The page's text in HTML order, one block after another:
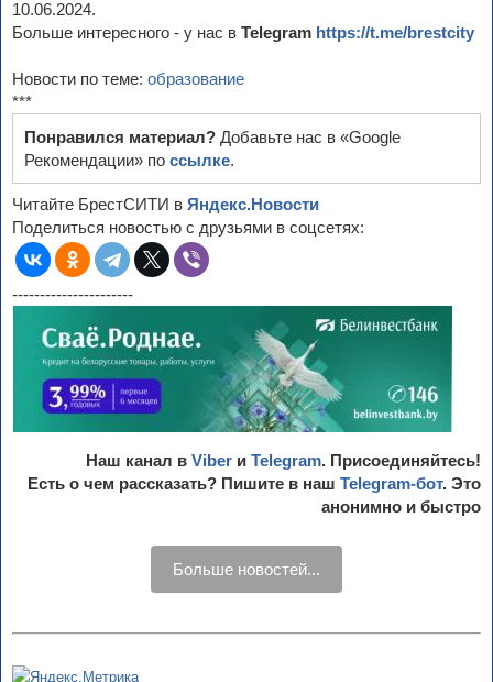
10.06.2024.
Больше интересного - у нас в Telegram https://t.me/brestcity
Новости по теме: образование
***
Понравился материал? Добавьте нас в «Google
Рекомендации» по ссылке.
Читайте БрестСИТИ в Яндекс.Новости
Поделиться новостью с друзьями в соцсетях:
----------------------
Наш канал в Viber и Telegram. Присоединяйтесь!
Есть о чем рассказать? Пишите в наш Telegram-бот. Это
анонимно и быстро
Больше новостей...